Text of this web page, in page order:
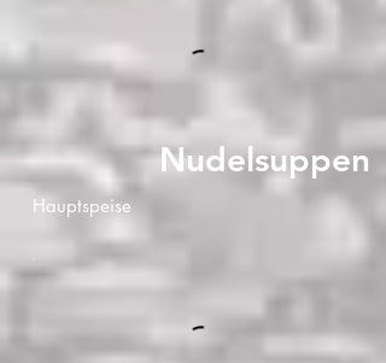
Nudelsuppen
Hauptspeise